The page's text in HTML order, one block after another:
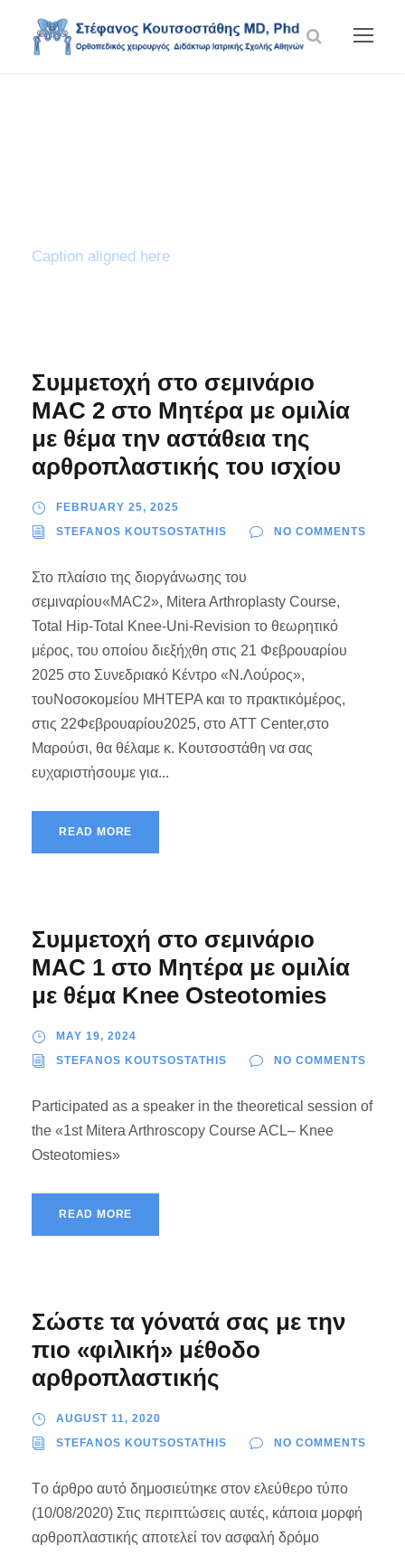
Caption aligned here
Συμμετοχή στο σεμινάριο
MAC 2 στο Μητέρα με ομιλία
με θέμα την αστάθεια της
αρθροπλαστικής του ισχίου
FEBRUARY 25, 2025
STEFANOS KOUTSOSTATHIS NO COMMENTS
Στο πλαίσιο της διοργάνωσης του
σεμιναρίου«MAC2», Mitera Arthroplasty Course,
Total Hip-Total Knee-Uni-Revision το θεωρητικό
μέρος, του οποίου διεξήχθη στις 21 Φεβρουαρίου
2025 στο Συνεδριακό Κέντρο «Ν.Λούρος»,
τουΝοσοκομείου ΜΗΤΕΡΑ και το πρακτικόμέρος,
στις 22Φεβρουαρίου2025, στο ATT Center,στο
Μαρούσι, θα θέλαμε κ. Κουτσοστάθη να σας
ευχαριστήσουμε για...
READ MORE
Συμμετοχή στο σεμινάριο
MAC 1 στο Μητέρα με ομιλία
με θέμα Knee Osteotomies
MAY 19, 2024
STEFANOS KOUTSOSTATHIS NO COMMENTS
Participated as a speaker in the theoretical session of
the «1st Mitera Arthroscopy Course ACL– Knee
Osteotomies»
READ MORE
Σώστε τα γόνατά σας με την
πιο «φιλική» μέθοδο
αρθροπλαστικής
AUGUST 11, 2020
STEFANOS KOUTSOSTATHIS NO COMMENTS
Tο άρθρο αυτό δημοσιεύτηκε στον ελεύθερο τύπο
(10/08/2020) Στις περιπτώσεις αυτές, κάποια μορφή
αρθροπλαστικής αποτελεί τον ασφαλή δρόμο